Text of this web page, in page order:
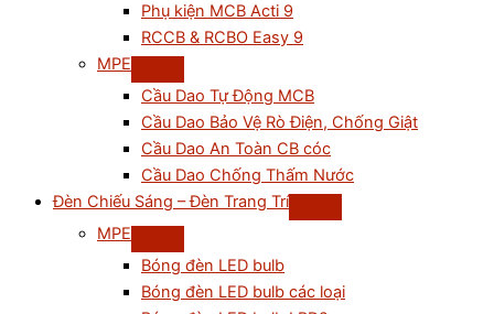
Phụ kiện MCB Acti 9
RCCB & RCBO Easy 9
MPE
Cầu Dao Tự Động MCB
Cầu Dao Bảo Vệ Rò Điện, Chống Giật
Cầu Dao An Toàn CB cóc
Cầu Dao Chống Thấm Nước
Đèn Chiếu Sáng – Đèn Trang Trí
MPE
Bóng đèn LED bulb
Bóng đèn LED bulb các loại